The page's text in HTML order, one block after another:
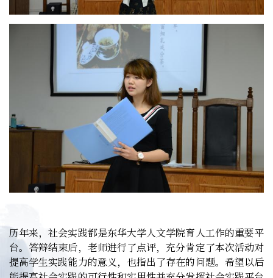
历年来，社会实践都是东华大学人文学院育人工作的重要平
台。答辩结束后，老师进行了点评，充分肯定了本次活动对
提高学生实践能力的意义，也指出了存在的问题。希望以后